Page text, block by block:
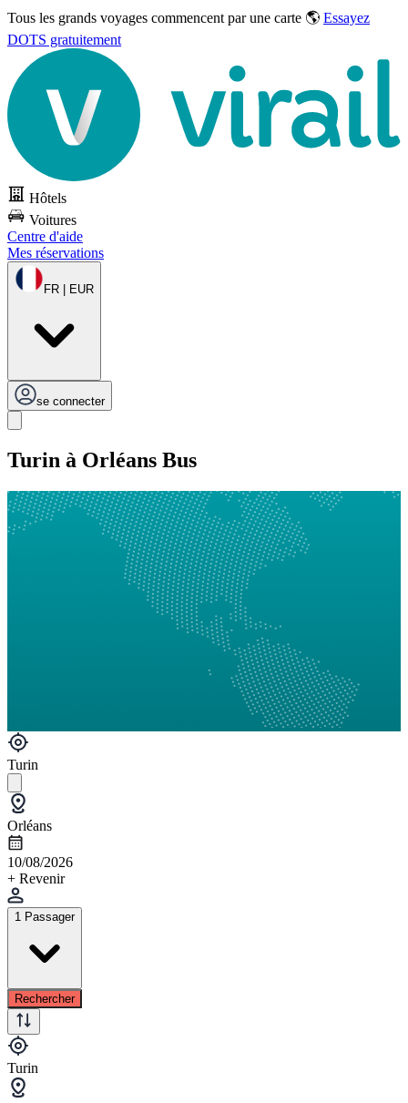
Tous les grands voyages commencent par une carte 🌎 Essayez
DOTS gratuitement
Hôtels
Voitures
Centre d'aide
Mes réservations
FR | EUR
se connecter
Turin à Orléans Bus
Turin
Orléans
10/08/2026
+ Revenir
1 Passager
Rechercher
Turin